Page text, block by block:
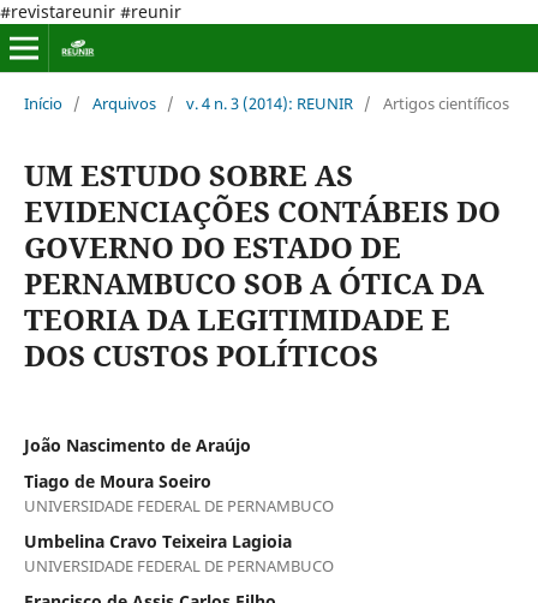
#revistareunir #reunir
Início / Arquivos / v. 4 n. 3 (2014): REUNIR / Artigos científicos
UM ESTUDO SOBRE AS
EVIDENCIAÇÕES CONTÁBEIS DO
GOVERNO DO ESTADO DE
PERNAMBUCO SOB A ÓTICA DA
TEORIA DA LEGITIMIDADE E
DOS CUSTOS POLÍTICOS
João Nascimento de Araújo
Tiago de Moura Soeiro
UNIVERSIDADE FEDERAL DE PERNAMBUCO
Umbelina Cravo Teixeira Lagioia
UNIVERSIDADE FEDERAL DE PERNAMBUCO